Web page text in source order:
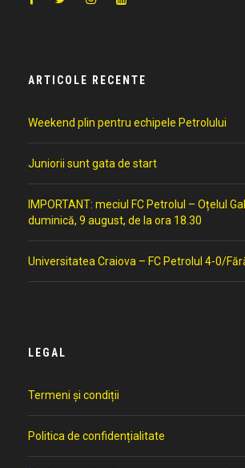
ARTICOLE RECENTE
Weekend plin pentru echipele Petrolului
Juniorii sunt gata de start
IMPORTANT: meciul FC Petrolul – Oțelul
duminică, 9 august, de la ora 18.30
Universitatea Craiova – FC Petrolul 4-0/
LEGAL
Termeni și condiții
Politica de confidențialitate